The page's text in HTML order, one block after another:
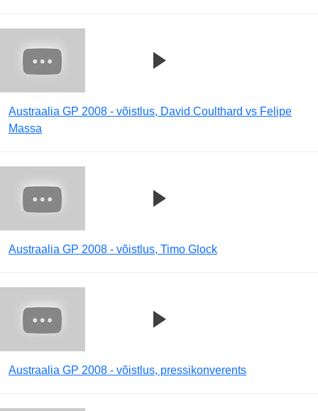
Austraalia GP 2008 - võistlus, David Coulthard vs Felipe
Massa
Austraalia GP 2008 - võistlus, Timo Glock
Austraalia GP 2008 - võistlus, pressikonverents